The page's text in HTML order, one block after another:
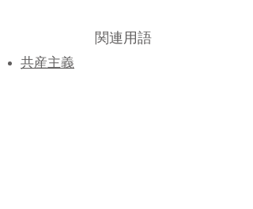
関連用語
共産主義